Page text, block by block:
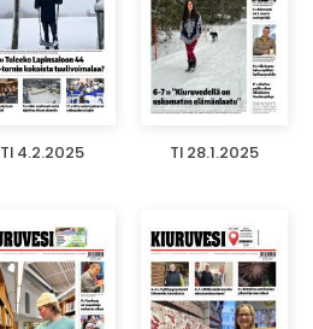
TI 4.2.2025 TI 28.1.2025